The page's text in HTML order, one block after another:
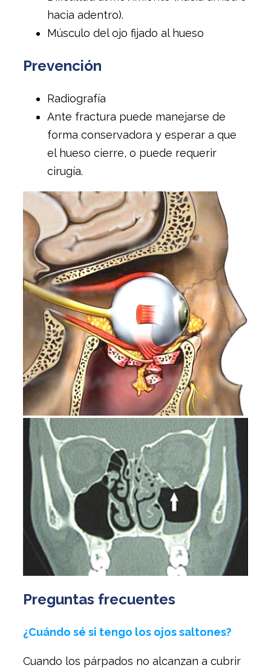
hacia adentro).
Músculo del ojo fijado al hueso
Prevención
Radiografía
Ante fractura puede manejarse de
forma conservadora y esperar a que
el hueso cierre, o puede requerir
cirugía.
Preguntas frecuentes
¿Cuándo sé si tengo los ojos saltones?
Cuando los párpados no alcanzan a cubrir